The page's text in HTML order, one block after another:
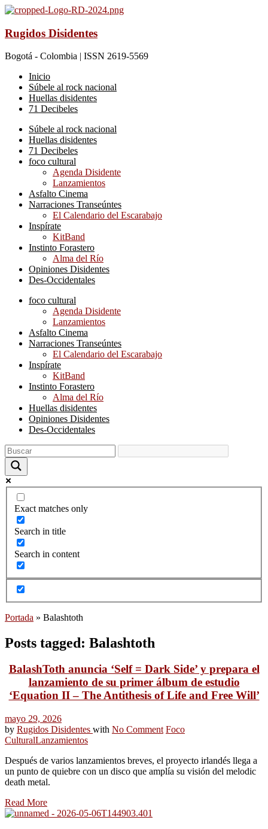
Rugidos Disidentes
Bogotá - Colombia | ISSN 2619-5569
Inicio
Súbele al rock nacional
Huellas disidentes
71 Decibeles
Súbele al rock nacional
Huellas disidentes
71 Decibeles
foco cultural
Agenda Disidente
Lanzamientos
Asfalto Cinema
Narraciones Transeúntes
El Calendario del Escarabajo
Inspírate
KitBand
Instinto Forastero
Alma del Río
Opiniones Disidentes
Des-Occidentales
foco cultural
Agenda Disidente
Lanzamientos
Asfalto Cinema
Narraciones Transeúntes
El Calendario del Escarabajo
Inspírate
KitBand
Instinto Forastero
Alma del Río
Huellas disidentes
Opiniones Disidentes
Des-Occidentales
Exact matches only
Search in title
Search in content
Portada » Balashtoth
Posts tagged: Balashtoth
BalashToth anuncia ‘Self = Dark Side’ y prepara el
lanzamiento de su primer álbum de estudio
‘Equation II – The Antithesis of Life and Free Will’
mayo 29, 2026
by Rugidos Disidentes with No Comment Foco
CulturalLanzamientos
Después de varios lanzamientos breves, el proyecto irlandés llega a
un punto de quiebre con un disco que amplía su visión del melodic
death metal.
Read More